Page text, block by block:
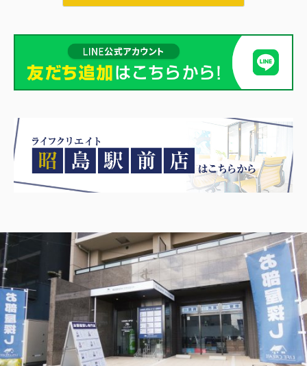
マーベリー石川205
7.8万円
東京都八王子市石川町984-1
中央線 日野駅 徒歩26分
物件詳細へ
日野市の不動産会社 賃貸のことなら株式会社ライフクリエ
イト豊田駅前店
2026.08.05
日野・豊田・八王子の賃貸物件情報をUPしました！
6.5万円
東京都日野市高幡680-12
京王線 高幡不動駅 徒歩6分
物件詳細へ
日野市の不動産会社 賃貸のことなら株式会社ライフクリエ
イト豊田駅前店